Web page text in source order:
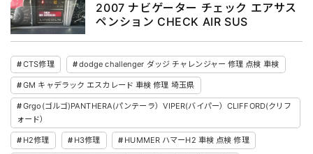
2007 ナビゲーター チェック エアサス
ペンション CHECK AIR SUS
CTS修理 dodge challenger ダッジ チャレンジャー 修理 点検 車検
GM キャデラック エスカレード 車検 修理 埼玉県
Grgo(ゴルゴ)PANTHERA(パンテーラ）VIPER(バイパー）CLIFFORD(クリフ
ォード）
H2修理 H3修理 HUMMER ハマーH2 車検 点検 修理